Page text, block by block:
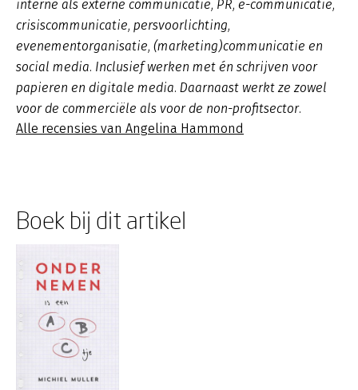
interne als externe communicatie, PR, e-communicatie,
crisiscommunicatie, persvoorlichting,
evenementorganisatie, (marketing)communicatie en
social media. Inclusief werken met én schrijven voor
papieren en digitale media. Daarnaast werkt ze zowel
voor de commerciële als voor de non-profitsector.
Alle recensies van Angelina Hammond
Boek bij dit artikel